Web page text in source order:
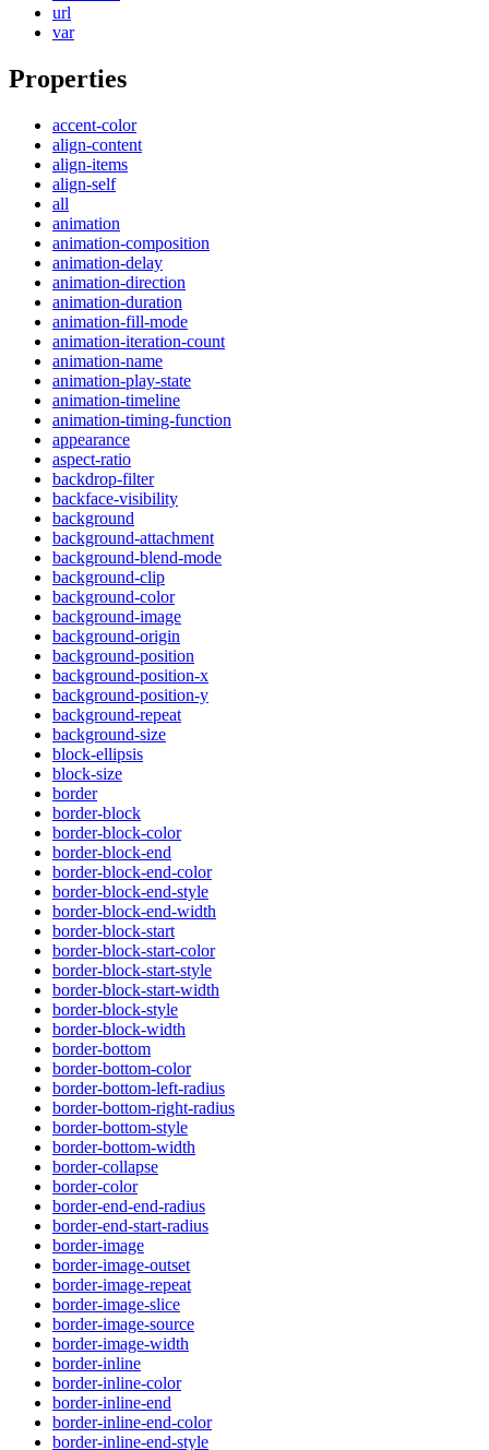
url
var
Properties
accent-color
align-content
align-items
align-self
all
animation
animation-composition
animation-delay
animation-direction
animation-duration
animation-fill-mode
animation-iteration-count
animation-name
animation-play-state
animation-timeline
animation-timing-function
appearance
aspect-ratio
backdrop-filter
backface-visibility
background
background-attachment
background-blend-mode
background-clip
background-color
background-image
background-origin
background-position
background-position-x
background-position-y
background-repeat
background-size
block-ellipsis
block-size
border
border-block
border-block-color
border-block-end
border-block-end-color
border-block-end-style
border-block-end-width
border-block-start
border-block-start-color
border-block-start-style
border-block-start-width
border-block-style
border-block-width
border-bottom
border-bottom-color
border-bottom-left-radius
border-bottom-right-radius
border-bottom-style
border-bottom-width
border-collapse
border-color
border-end-end-radius
border-end-start-radius
border-image
border-image-outset
border-image-repeat
border-image-slice
border-image-source
border-image-width
border-inline
border-inline-color
border-inline-end
border-inline-end-color
border-inline-end-style